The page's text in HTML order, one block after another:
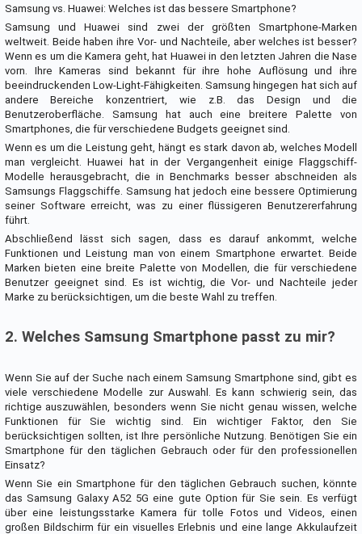
Samsung vs. Huawei: Welches ist das bessere Smartphone?
Samsung und Huawei sind zwei der größten Smartphone-Marken
weltweit. Beide haben ihre Vor- und Nachteile, aber welches ist besser?
Wenn es um die Kamera geht, hat Huawei in den letzten Jahren die Nase
vorn. Ihre Kameras sind bekannt für ihre hohe Auflösung und ihre
beeindruckenden Low-Light-Fähigkeiten. Samsung hingegen hat sich auf
andere Bereiche konzentriert, wie z.B. das Design und die
Benutzeroberfläche. Samsung hat auch eine breitere Palette von
Smartphones, die für verschiedene Budgets geeignet sind.
Wenn es um die Leistung geht, hängt es stark davon ab, welches Modell
man vergleicht. Huawei hat in der Vergangenheit einige Flaggschiff-
Modelle herausgebracht, die in Benchmarks besser abschneiden als
Samsungs Flaggschiffe. Samsung hat jedoch eine bessere Optimierung
seiner Software erreicht, was zu einer flüssigeren Benutzererfahrung
führt.
Abschließend lässt sich sagen, dass es darauf ankommt, welche
Funktionen und Leistung man von einem Smartphone erwartet. Beide
Marken bieten eine breite Palette von Modellen, die für verschiedene
Benutzer geeignet sind. Es ist wichtig, die Vor- und Nachteile jeder
Marke zu berücksichtigen, um die beste Wahl zu treffen.
2. Welches Samsung Smartphone passt zu mir?
Wenn Sie auf der Suche nach einem Samsung Smartphone sind, gibt es
viele verschiedene Modelle zur Auswahl. Es kann schwierig sein, das
richtige auszuwählen, besonders wenn Sie nicht genau wissen, welche
Funktionen für Sie wichtig sind. Ein wichtiger Faktor, den Sie
berücksichtigen sollten, ist Ihre persönliche Nutzung. Benötigen Sie ein
Smartphone für den täglichen Gebrauch oder für den professionellen
Einsatz?
Wenn Sie ein Smartphone für den täglichen Gebrauch suchen, könnte
das Samsung Galaxy A52 5G eine gute Option für Sie sein. Es verfügt
über eine leistungsstarke Kamera für tolle Fotos und Videos, einen
großen Bildschirm für ein visuelles Erlebnis und eine lange Akkulaufzeit